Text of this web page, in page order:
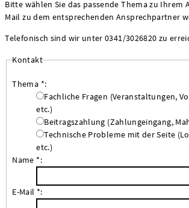
Bitte wählen Sie das passende Thema zu Ihrem
Mail zu dem entsprechenden Ansprechpartner
Telefonisch sind wir unter 0341/3026820 zu
Kontakt
Thema *:
Fachliche Fragen (Veranstaltungen,
etc.)
Beitragszahlung (Zahlungeingang,
Technische Probleme mit der Seite
etc.)
Name *:
E-Mail *: